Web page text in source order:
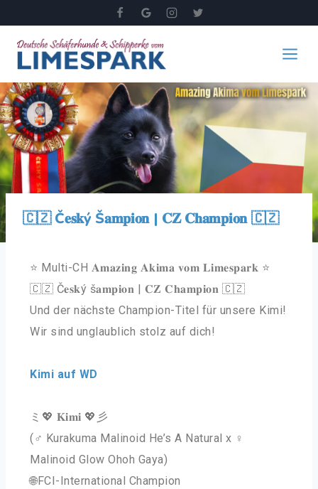
🇨🇿 Č𝐞𝐬𝐤ý Š𝐚𝐦𝐩𝐢𝐨𝐧 | 𝐂𝐙 𝐂𝐡𝐚𝐦𝐩𝐢𝐨𝐧 🇨🇿
⭐ Multi-CH 𝐀𝐦𝐚𝐳𝐢𝐧𝐠 𝐀𝐤𝐢𝐦𝐚 𝐯𝐨𝐦 𝐋𝐢𝐦𝐞𝐬𝐩𝐚𝐫𝐤 ⭐
🇨🇿 Č𝐞𝐬𝐤ý š𝐚𝐦𝐩𝐢𝐨𝐧 | 𝐂𝐙 𝐂𝐡𝐚𝐦𝐩𝐢𝐨𝐧 🇨🇿
Und der nächste Champion-Titel für unsere Kimi!
Wir sind unglaublich stolz auf dich!
Kimi auf WD
ミ💖 𝐊𝐢𝐦𝐢 💖彡
(♂️ Kurakuma Malinoid He’s A Natural x ♀️
Malinoid Glow Ohoh Gaya)
🌐FCI-International Champion